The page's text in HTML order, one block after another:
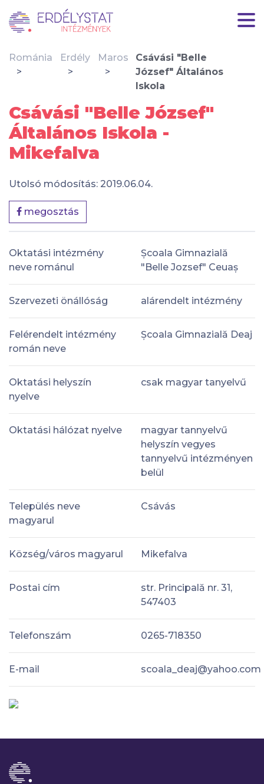
Románia Erdély Maros
Csávási "Belle
József" Általános
Iskola
Csávási "Belle József"
Általános Iskola -
Mikefalva
Utolsó módosítás: 2019.06.04.
megosztás
Oktatási intézmény
neve románul
Școala Gimnazială
"Belle Jozsef" Ceuaș
Szervezeti önállóság alárendelt intézmény
Felérendelt intézmény
román neve
Școala Gimnazială Deaj
Oktatási helyszín
nyelve
csak magyar tanyelvű
Oktatási hálózat nyelve
magyar tannyelvű
helyszín vegyes
tannyelvű intézményen
belül
Település neve
magyarul
Csávás
Község/város magyarul Mikefalva
Postai cím
str. Principală nr. 31,
547403
Telefonszám 0265-718350
E-mail scoala_deaj@yahoo.com